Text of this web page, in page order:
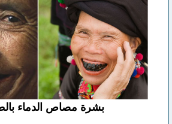
بشرة مصاص الدماء